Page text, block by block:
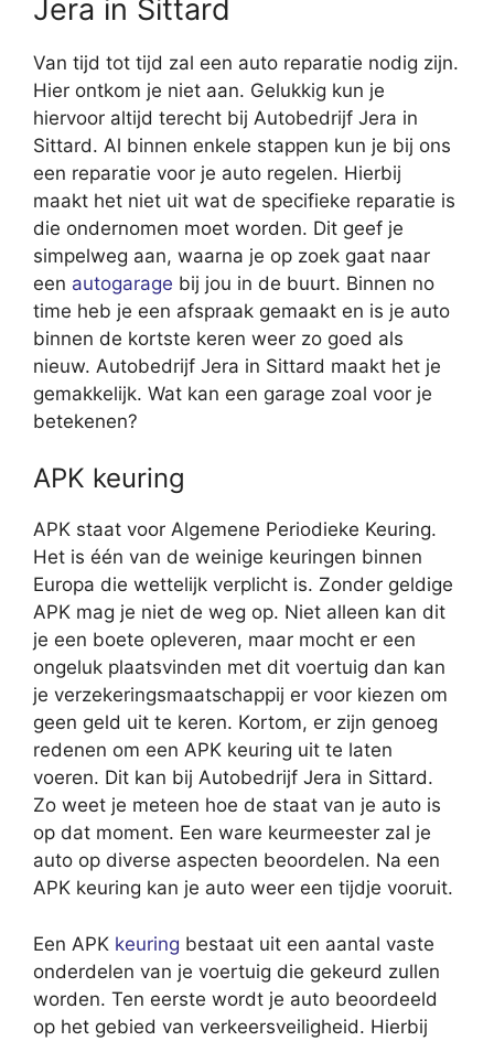
Jera in Sittard
Van tijd tot tijd zal een auto reparatie nodig zijn.
Hier ontkom je niet aan. Gelukkig kun je
hiervoor altijd terecht bij Autobedrijf Jera in
Sittard. Al binnen enkele stappen kun je bij ons
een reparatie voor je auto regelen. Hierbij
maakt het niet uit wat de specifieke reparatie is
die ondernomen moet worden. Dit geef je
simpelweg aan, waarna je op zoek gaat naar
een autogarage bij jou in de buurt. Binnen no
time heb je een afspraak gemaakt en is je auto
binnen de kortste keren weer zo goed als
nieuw. Autobedrijf Jera in Sittard maakt het je
gemakkelijk. Wat kan een garage zoal voor je
betekenen?
APK keuring
APK staat voor Algemene Periodieke Keuring.
Het is één van de weinige keuringen binnen
Europa die wettelijk verplicht is. Zonder geldige
APK mag je niet de weg op. Niet alleen kan dit
je een boete opleveren, maar mocht er een
ongeluk plaatsvinden met dit voertuig dan kan
je verzekeringsmaatschappij er voor kiezen om
geen geld uit te keren. Kortom, er zijn genoeg
redenen om een APK keuring uit te laten
voeren. Dit kan bij Autobedrijf Jera in Sittard.
Zo weet je meteen hoe de staat van je auto is
op dat moment. Een ware keurmeester zal je
auto op diverse aspecten beoordelen. Na een
APK keuring kan je auto weer een tijdje vooruit.
Een APK keuring bestaat uit een aantal vaste
onderdelen van je voertuig die gekeurd zullen
worden. Ten eerste wordt je auto beoordeeld
op het gebied van verkeersveiligheid. Hierbij